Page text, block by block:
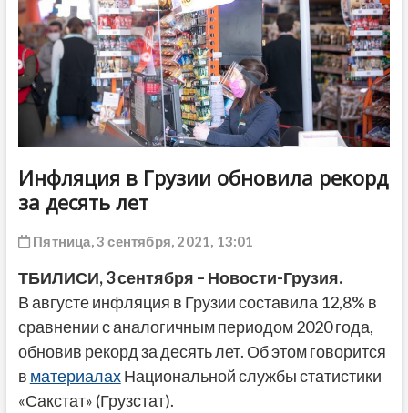
Инфляция в Грузии обновила рекорд
за десять лет
Пятница, 3 сентября, 2021, 13:01
ТБИЛИСИ, 3 сентября – Новости-Грузия.
В августе инфляция в Грузии составила 12,8% в
сравнении с аналогичным периодом 2020 года,
обновив рекорд за десять лет. Об этом говорится
в материалахНациональной службы статистики
«Сакстат» (Грузстат).